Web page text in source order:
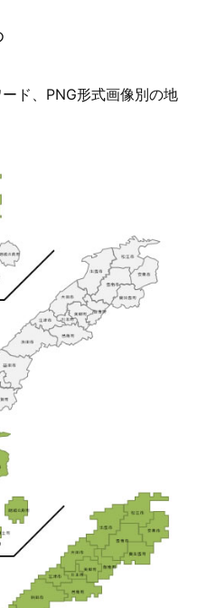
ド、PNG形式画像別の地